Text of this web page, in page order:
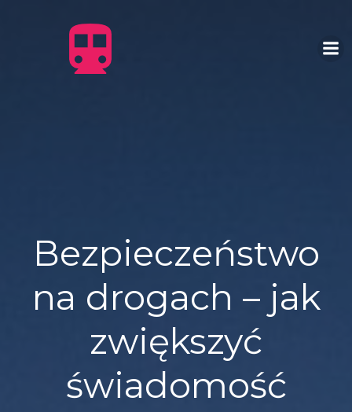
Bezpieczeństwo
na drogach – jak
zwiększyć
świadomość